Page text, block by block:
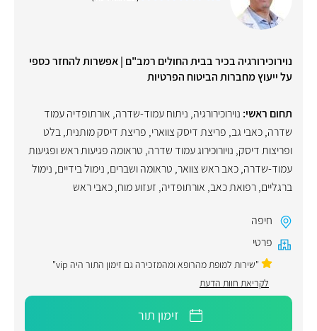
נוירוכירורגיה בכיר בבית החולים רמב"ם | אפשרות להחזר כספי
על ייעוץ מחברות הביטוח הפרטיות
תחום ראשי: נוירוכירורגיה, ניתוח עמוד-שדרה, אורתופדיה עמוד
שדרה,כאבי גב, פריצת דיסק צווארי, פריצת דיסק מותנית,בלט
ופריצות דיסק, נויורוכירוג עמוד שדרה, טראומה פגיעות ראש ופגיעות
עמוד-שדרה,כאב ראש צוואר, טראומה ושברים, נימול בידיים, נימול
ברגליים,רפואת כאב, אורתופדיה, זעזוע מוח,כאבי ראש
חיפה
פרטי
"שירות למופת מהרופא ומהמזכירה גם זימון התור היה vip"
לקריאת חוות הדעת
זימון תור